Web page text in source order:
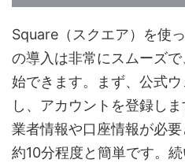
Square（スクエア）を使
の導入は非常にスムーズ
始できます。まず、公式
し、アカウントを登録し
業者情報や口座情報が必
約10分程度と簡単です。